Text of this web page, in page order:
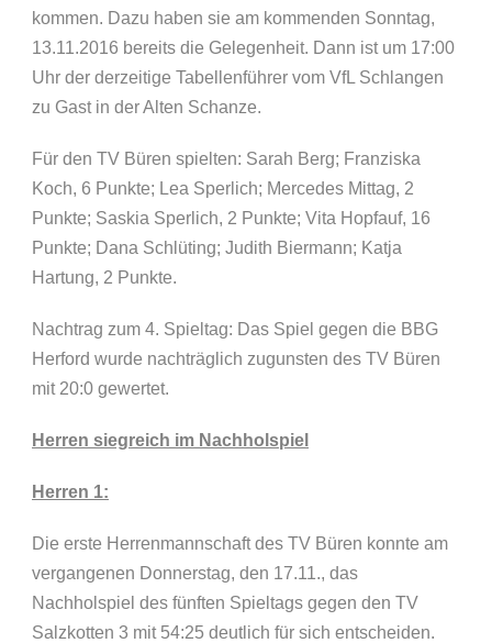
kommen. Dazu haben sie am kommenden Sonntag,
13.11.2016 bereits die Gelegenheit. Dann ist um 17:00
Uhr der derzeitige Tabellenführer vom VfL Schlangen
zu Gast in der Alten Schanze.
Für den TV Büren spielten: Sarah Berg; Franziska
Koch, 6 Punkte; Lea Sperlich; Mercedes Mittag, 2
Punkte; Saskia Sperlich, 2 Punkte; Vita Hopfauf, 16
Punkte; Dana Schlüting; Judith Biermann; Katja
Hartung, 2 Punkte.
Nachtrag zum 4. Spieltag: Das Spiel gegen die BBG
Herford wurde nachträglich zugunsten des TV Büren
mit 20:0 gewertet.
Herren siegreich im Nachholspiel
Herren 1:
Die erste Herrenmannschaft des TV Büren konnte am
vergangenen Donnerstag, den 17.11., das
Nachholspiel des fünften Spieltags gegen den TV
Salzkotten 3 mit 54:25 deutlich für sich entscheiden.